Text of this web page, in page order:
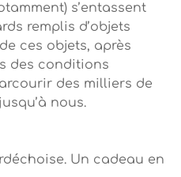
s’entassent
remplis d’objets
ces objets, après
des conditions
des milliers de
nous.
Un cadeau en